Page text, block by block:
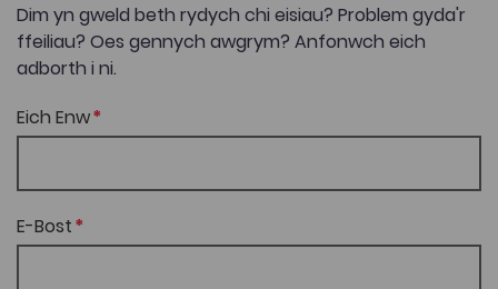
Dim yn gweld beth rydych chi eisiau? Problem gyda'r
ffeiliau? Oes gennych awgrym? Anfonwch eich
adborth i ni.
Eich Enw
E-Bost